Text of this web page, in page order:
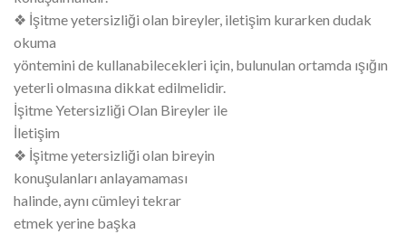
❖ İşitme yetersizliği olan bireyler, iletişim kurarken dudak
okuma
yöntemini de kullanabilecekleri için, bulunulan ortamda ışığın
yeterli olmasına dikkat edilmelidir.
İşitme Yetersizliği Olan Bireyler ile
İletişim
❖ İşitme yetersizliği olan bireyin
konuşulanları anlayamaması
halinde, aynı cümleyi tekrar
etmek yerine başka